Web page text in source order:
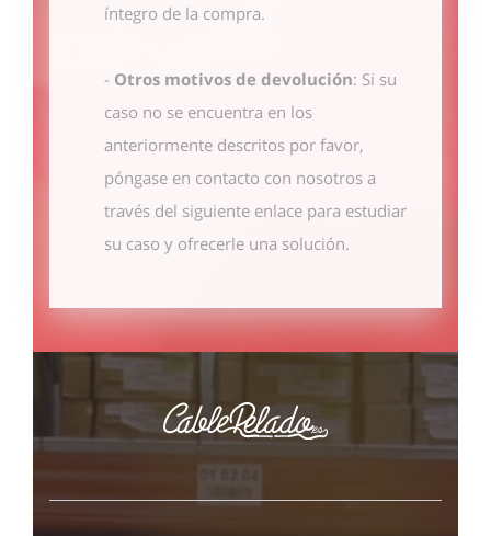
íntegro de la compra.
- Otros motivos de devolución: Si su
caso no se encuentra en los
anteriormente descritos por favor,
póngase en contacto con nosotros a
través del siguiente enlace para estudiar
su caso y ofrecerle una solución.